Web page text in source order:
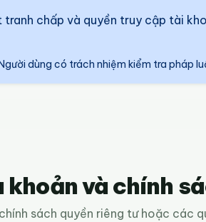
chấp và quyền truy cập tài
dùng có trách nhiệm kiểm tra pháp
khoản và chính
sách quyền riêng tư hoặc các